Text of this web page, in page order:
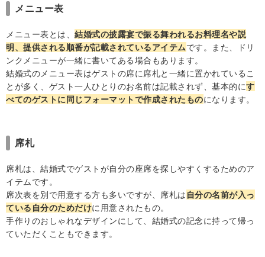
ジ
アレンジ
5.まとめ
メニュー表
メニュー表とは、 結婚式の披露宴で振る舞われるお料理名や説
明、提供される順番が記載されているアイテムです。また、ドリ
ンクメニューが一緒に書いてある場合もあります。
結婚式のメニュー表はゲストの席に席札と一緒に置かれているこ
とが多く、ゲスト一人ひとりのお名前は記載されず、基本的にす
べてのゲストに同じフォーマットで作成されたものになります。
席札
席札は、結婚式でゲストが自分の座席を探しやすくするためのア
イテムです。
席次表を別で用意する方も多いですが、席札は 自分の名前が入っ
ている自分のためだけに用意されたもの。
手作りのおしゃれなデザインにして、結婚式の記念に持って帰っ
ていただくこともできます。